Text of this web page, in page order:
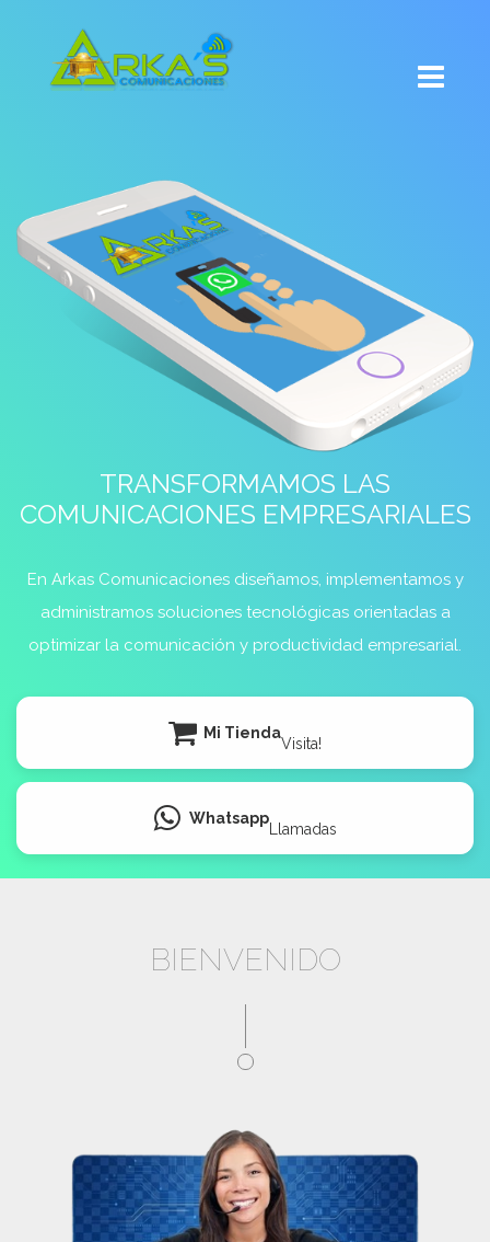
TRANSFORMAMOS LAS
COMUNICACIONES EMPRESARIALES
En Arkas Comunicaciones diseñamos, implementamos y
administramos soluciones tecnológicas orientadas a
optimizar la comunicación y productividad empresarial.
Mi Tienda
Visita!
Whatsapp
Llamadas
BIENVENIDO